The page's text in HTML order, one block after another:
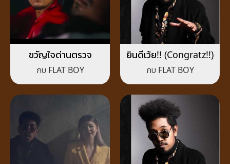
ขวัญใจด่านตรวจ
กบ FLAT BOY
ยินดีเว้ย!! (Congratz!!)
กบ FLAT BOY